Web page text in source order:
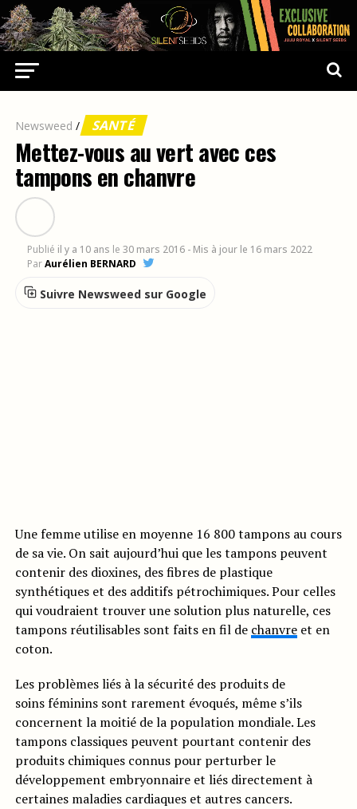
Newsweed / SANTÉ
Mettez-vous au vert avec ces
tampons en chanvre
Publié il y a 10 ans le 30 mars 2016 - Mis à jour le 16 mars 2022
ParAurélien BERNARD
Suivre Newsweed sur Google
Une femme utilise en moyenne 16 800 tampons au cours
de sa vie. On sait aujourd’hui que les tampons peuvent
contenir des dioxines, des fibres de plastique
synthétiques et des additifs pétrochimiques. Pour celles
qui voudraient trouver une solution plus naturelle, ces
tampons réutilisables sont faits en fil de chanvreet en
coton.
Les problèmes liés à la sécurité des produits de
soins féminins sont rarement évoqués, même s’ils
concernent la moitié de la population mondiale. Les
tampons classiques peuvent pourtant contenir des
produits chimiques connus pour perturber le
développement embryonnaire et liés directement à
certaines maladies cardiaques et autres cancers.